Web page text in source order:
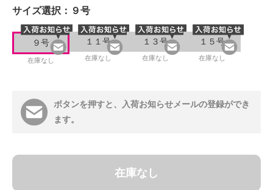
サイズ選択： ９号
９号
在庫なし
１１号
在庫なし
１３号
在庫なし
１５号
在庫なし
ボタンを押すと、入荷お知らせメールの登録ができ
ます。
在庫なし